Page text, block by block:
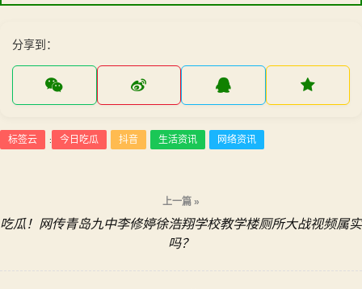
分享到：
标签云 : 今日吃瓜 抖音 生活资讯 网络资讯
章
上一篇 »
吃瓜！网传青岛九中李修婷徐浩翔学校教学楼厕所大战视频属实
吗？